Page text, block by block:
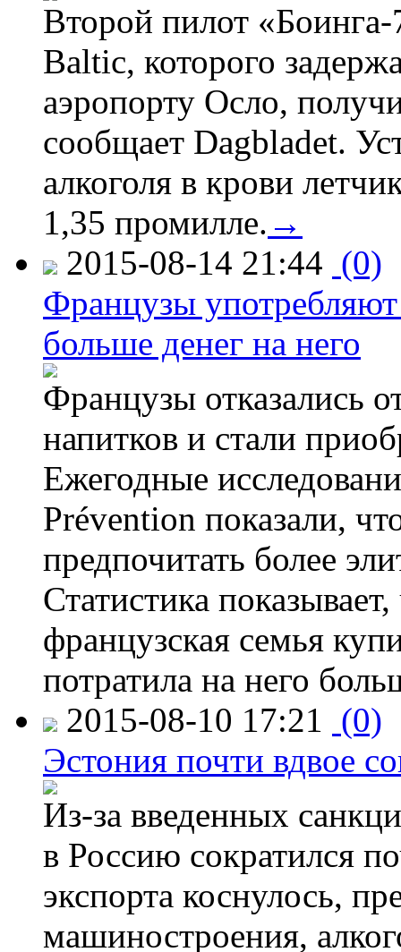
Второй пилот
Baltic, которого
аэропорту Осло,
сообщает Dagbladet.
алкоголя в крови
1,35 промилле. →
2015-08-14 21:44 (0)
Французы
больше денег на него
Французы отказались
напитков и стали
Ежегодные
Prévention показали,
предпочитать более
Статистика
французская семья
потратила на него
2015-08-10 17:21 (0)
Эстония почти вдвое
Из-за введенных
в Россию сократился
экспорта коснулось,
машиностроения,